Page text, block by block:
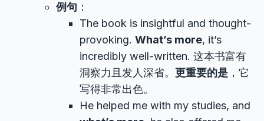
例句 ：
The book is insightful and thought-
provoking. What’s more, it’s
incredibly well-written. 这本书富有
洞察力且发人深省。 更重要的是 ，它
写得非常出色。
He helped me with my studies, and